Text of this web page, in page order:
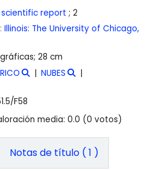
report ; 2
Illinois: The University of Chicago,
28 cm
NUBES
F58
media: 0.0 (0 votos)
Notas de título ( 1 )